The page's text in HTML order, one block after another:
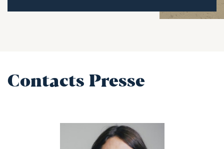
Contacts Presse